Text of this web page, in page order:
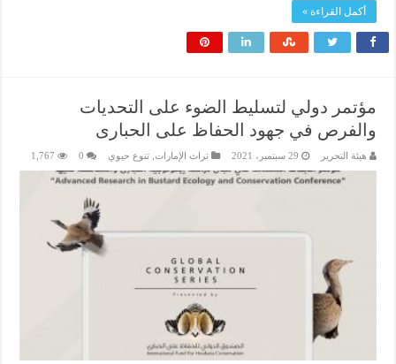
أكمل القراءة »
مؤتمر دولي لتسليط الضوء على التحديات
والفرص في جهود الحفاظ على الحبارى
هيئة التحرير 29 سبتمبر، 2021 تراث الإمارات, تنوع حيوي 0
1,767